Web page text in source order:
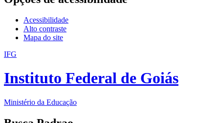
Acessibilidade
Alto contraste
Mapa do site
IFG
Instituto Federal de Goiás
Ministério da Educação